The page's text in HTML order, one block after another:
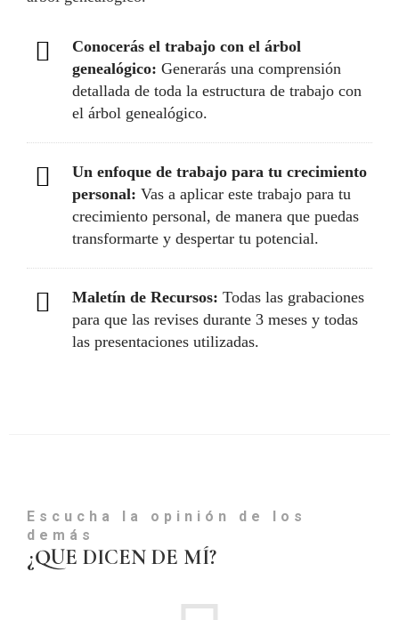
Conocerás el trabajo con el árbol
genealógico: Generarás una comprensión
detallada de toda la estructura de trabajo con
el árbol genealógico.
Un enfoque de trabajo para tu crecimiento
personal: Vas a aplicar este trabajo para tu
crecimiento personal, de manera que puedas
transformarte y despertar tu potencial.
Maletín de Recursos: Todas las grabaciones
para que las revises durante 3 meses y todas
las presentaciones utilizadas.
Escucha la opinión de los
demás
¿QUE DICEN DE MÍ?